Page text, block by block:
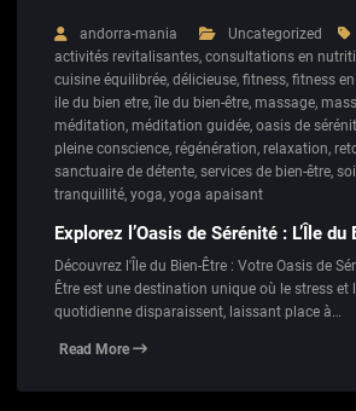
andorra-mania
Uncategorized
activités revitalisantes, consultations en
cuisine équilibrée, délicieuse, fitness, fitness
ile du bien etre, île du bien-être, massage,
méditation, méditation guidée, oasis de
pleine conscience, régénération, relaxation,
sanctuaire de détente, services de bien-être,
tranquillité, yoga, yoga apaisant
Explorez l’Oasis de Sérénité : L’Île du
Découvrez l'Île du Bien-Être : Votre Oasis de
Être est une destination unique où le stress et
quotidienne disparaissent, laissant place à…
Read More